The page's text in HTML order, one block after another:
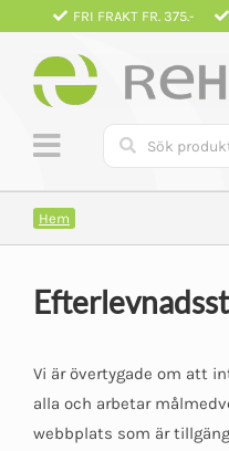
Fortsätt
innehållet
FRI FRAKT FR. 375.-
Hem
Vi är övertygade om att
alla och arbetar
webbplats som är